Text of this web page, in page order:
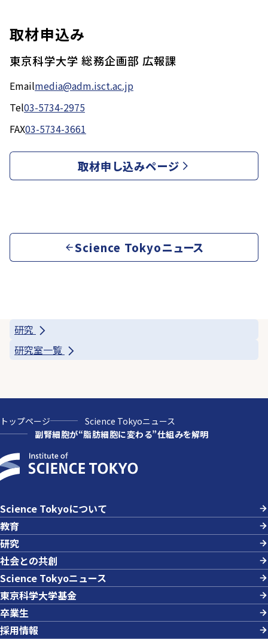
取材申込み
東京科学大学 総務企画部 広報課
Emailmedia@adm.isct.ac.jp
Tel03-5734-2975
FAX03-5734-3661
取材申し込みページ
Science Tokyoニュース
研究
研究室一覧
トップページ
Science Tokyoニュース
副腎細胞が“脂肪細胞に変わる”仕組みを解明
Science Tokyoについて
教育
研究
社会との共創
Science Tokyoニュース
東京科学大学基金
卒業生
採用情報